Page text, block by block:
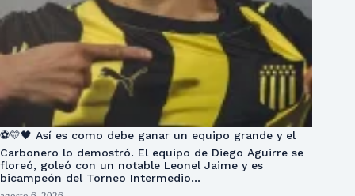
⚽💛🖤 Así es como debe ganar un equipo grande y el
Carbonero lo demostró. El equipo de Diego Aguirre se
floreó, goleó con un notable Leonel Jaime y es
bicampeón del Torneo Intermedio…